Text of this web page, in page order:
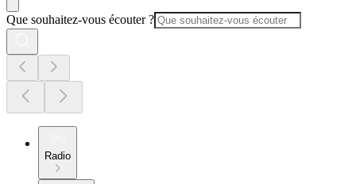
Que souhaitez-vous écouter ?
Radio